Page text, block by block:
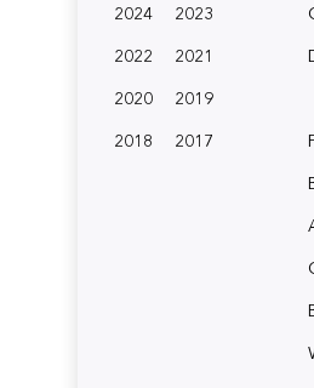
2024
2023
2022
2021
2020
2019
2018
2017